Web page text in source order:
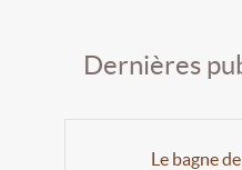
Dernières
Le bagne